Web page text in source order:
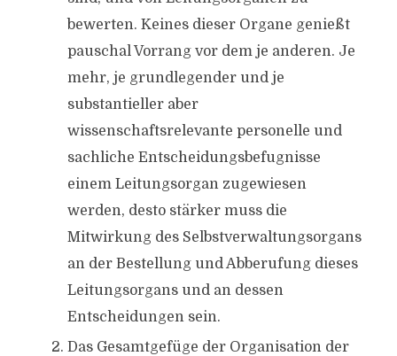
bewerten. Keines dieser Organe genießt
pauschal Vorrang vor dem je anderen. Je
mehr, je grundlegender und je
substantieller aber
wissenschaftsrelevante personelle und
sachliche Entscheidungsbefugnisse
einem Leitungsorgan zugewiesen
werden, desto stärker muss die
Mitwirkung des Selbstverwaltungsorgans
an der Bestellung und Abberufung dieses
Leitungsorgans und an dessen
Entscheidungen sein.
Das Gesamtgefüge der Organisation der